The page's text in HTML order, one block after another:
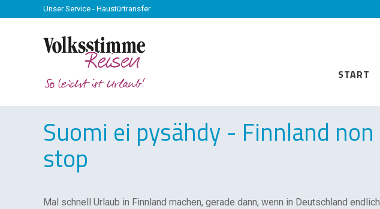
Unser Service - Haustürtransfer
START
Suomi ei pysähdy - Finnland non
stop
Mal schnell Urlaub in Finnland machen, gerade dann, wenn in Deutschland endlich